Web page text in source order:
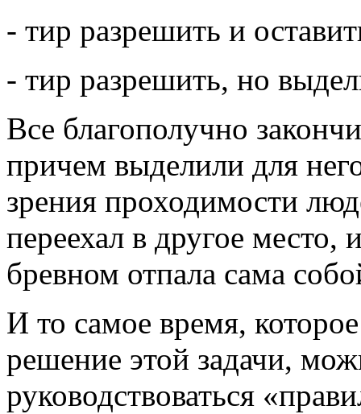
- тир разрешить и
- тир разрешить, но
Все благополучно
причем выделили для
зрения проходимости
переехал в другое
бревном отпала сама
И то самое время,
решение этой задачи,
руководствоваться